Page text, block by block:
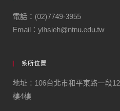
電話：(02)7749-3955
Email：ylhsieh@ntnu.edu.tw
系所位置
地址：106台北市和平東路一段
樓4樓